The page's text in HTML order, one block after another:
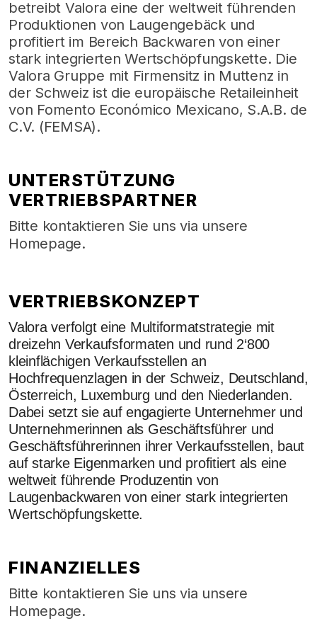
betreibt Valora eine der weltweit führenden
Produktionen von Laugengebäck und
profitiert im Bereich Backwaren von einer
stark integrierten Wertschöpfungskette. Die
Valora Gruppe mit Firmensitz in Muttenz in
der Schweiz ist die europäische Retaileinheit
von Fomento Económico Mexicano, S.A.B. de
C.V. (FEMSA).
UNTERSTÜTZUNG
VERTRIEBSPARTNER
Bitte kontaktieren Sie uns via unsere
Homepage.
VERTRIEBSKONZEPT
Valora verfolgt eine Multiformatstrategie mit
dreizehn Verkaufsformaten und rund 2‘800
kleinflächigen Verkaufsstellen an
Hochfrequenzlagen in der Schweiz, Deutschland,
Österreich, Luxemburg und den Niederlanden.
Dabei setzt sie auf engagierte Unternehmer und
Unternehmerinnen als Geschäftsführer und
Geschäftsführerinnen ihrer Verkaufsstellen, baut
auf starke Eigenmarken und profitiert als eine
weltweit führende Produzentin von
Laugenbackwaren von einer stark integrierten
Wertschöpfungskette.
FINANZIELLES
Bitte kontaktieren Sie uns via unsere
Homepage.